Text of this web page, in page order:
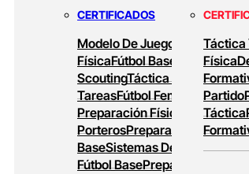
MASTERS ONLINE
Baloncesto Formativo
En BaloncestoBaloncesto De
Rendimiento
CERTIFICADOS
Modelo De Juego
Preparación
FísicaFútbol Base
Análisis Y
ScoutingTáctica Ofensiva
TareasFútbol Femenino
Preparación Física
PorterosPreparación Física
BaseSistemas De Juego
Fútbol BasePreparación Física
Táctica
Física
Partido
Táctica